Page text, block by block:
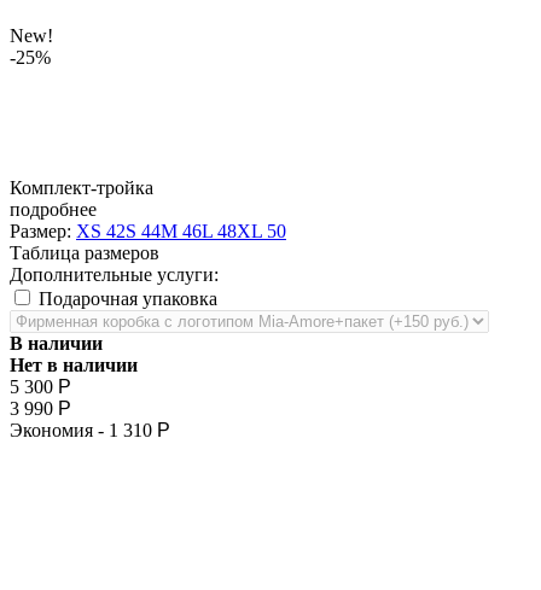
New!
-25%
Комплект-тройка
подробнее
Размер: XS 42S 44M 46L 48XL 50
Таблица размеров
Дополнительные услуги:
Подарочная упаковка
В наличии
Нет в наличии
5 300 Р
3 990 Р
Экономия - 1 310 Р